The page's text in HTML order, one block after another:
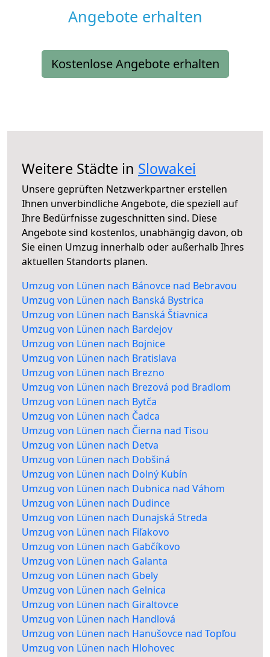
Angebote erhalten
Kostenlose Angebote erhalten
Weitere Städte in Slowakei
Unsere geprüften Netzwerkpartner erstellen
Ihnen unverbindliche Angebote, die speziell auf
Ihre Bedürfnisse zugeschnitten sind. Diese
Angebote sind kostenlos, unabhängig davon, ob
Sie einen Umzug innerhalb oder außerhalb Ihres
aktuellen Standorts planen.
Umzug von Lünen nach Bánovce nad Bebravou
Umzug von Lünen nach Banská Bystrica
Umzug von Lünen nach Banská Štiavnica
Umzug von Lünen nach Bardejov
Umzug von Lünen nach Bojnice
Umzug von Lünen nach Bratislava
Umzug von Lünen nach Brezno
Umzug von Lünen nach Brezová pod Bradlom
Umzug von Lünen nach Bytča
Umzug von Lünen nach Čadca
Umzug von Lünen nach Čierna nad Tisou
Umzug von Lünen nach Detva
Umzug von Lünen nach Dobšiná
Umzug von Lünen nach Dolný Kubín
Umzug von Lünen nach Dubnica nad Váhom
Umzug von Lünen nach Dudince
Umzug von Lünen nach Dunajská Streda
Umzug von Lünen nach Fiľakovo
Umzug von Lünen nach Gabčíkovo
Umzug von Lünen nach Galanta
Umzug von Lünen nach Gbely
Umzug von Lünen nach Gelnica
Umzug von Lünen nach Giraltovce
Umzug von Lünen nach Handlová
Umzug von Lünen nach Hanušovce nad Topľou
Umzug von Lünen nach Hlohovec